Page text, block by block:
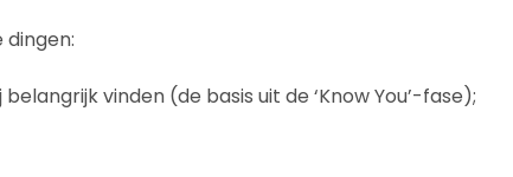
vinden (de basis uit de ‘Know You’-fase);